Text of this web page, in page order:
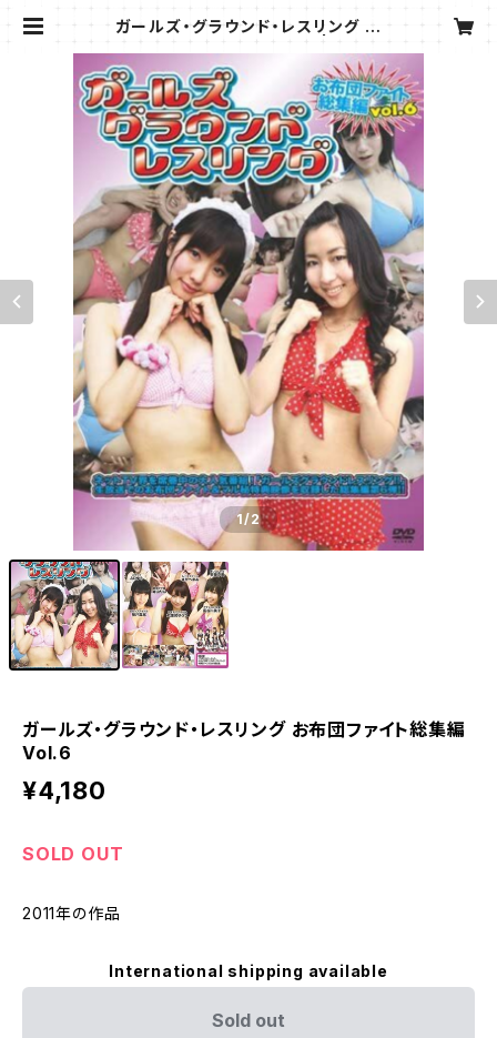
ガールズ・グラウンド・レスリング お
WEB SHOP
1/2
ガールズ・グラウンド・レスリング お布団ファイト総集編
Vol.6
¥4,180
SOLD OUT
2011年の作品
International shipping available
Sold out